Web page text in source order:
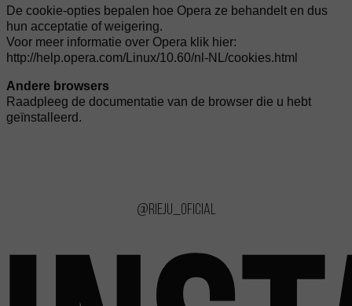
De cookie-opties bepalen hoe Opera ze behandelt en dus
hun acceptatie of weigering.
Voor meer informatie over Opera klik hier:
http://help.opera.com/Linux/10.60/nl-NL/cookies.html
Andere browsers
Raadpleeg de documentatie van de browser die u hebt
geïnstalleerd.
@rieju_oficial